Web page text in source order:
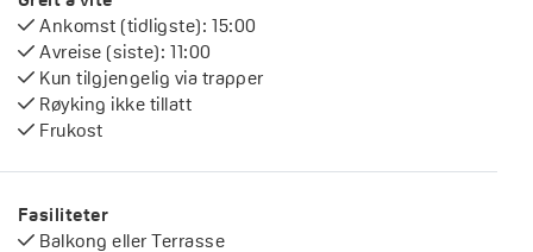
Ankomst (tidligste): 15:00
Avreise (siste): 11:00
Kun tilgjengelig via trapper
Røyking ikke tillatt
Frukost
Fasiliteter
Balkong eller Terrasse